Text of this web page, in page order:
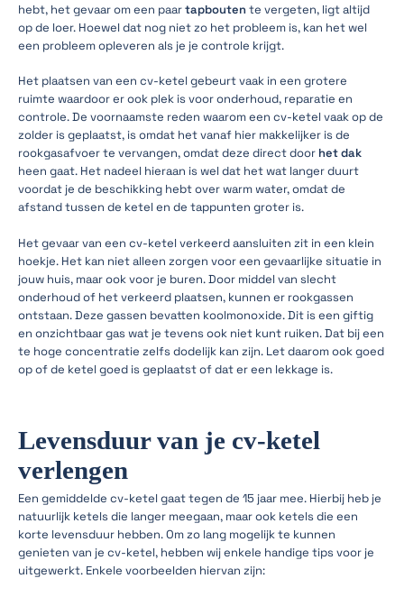
hebt, het gevaar om een paartapboutente vergeten, ligt altijd
op de loer. Hoewel dat nog niet zo het probleem is, kan het wel
een probleem opleveren als je je controle krijgt.
Het plaatsen van een cv-ketel gebeurt vaak in een grotere
ruimte waardoor er ook plek is voor onderhoud, reparatie en
controle. De voornaamste reden waarom een cv-ketel vaak op de
zolder is geplaatst, is omdat het vanaf hier makkelijker is de
rookgasafvoer te vervangen, omdat deze direct door het dak
heen gaat. Het nadeel hieraan is wel dat het wat langer duurt
voordat je de beschikking hebt over warm water, omdat de
afstand tussen de ketel en de tappunten groter is.
Het gevaar van een cv-ketel verkeerd aansluiten zit in een klein
hoekje. Het kan niet alleen zorgen voor een gevaarlijke situatie in
jouw huis, maar ook voor je buren. Door middel van slecht
onderhoud of het verkeerd plaatsen, kunnen er rookgassen
ontstaan. Deze gassen bevatten koolmonoxide. Dit is een giftig
en onzichtbaar gas wat je tevens ook niet kunt ruiken. Dat bij een
te hoge concentratie zelfs dodelijk kan zijn. Let daarom ook goed
op of de ketel goed is geplaatst of dat er een lekkage is.
Levensduur van je cv-ketel
verlengen
Een gemiddelde cv-ketel gaat tegen de 15 jaar mee. Hierbij heb je
natuurlijk ketels die langer meegaan, maar ook ketels die een
korte levensduur hebben. Om zo lang mogelijk te kunnen
genieten van je cv-ketel, hebben wij enkele handige tips voor je
uitgewerkt. Enkele voorbeelden hiervan zijn: